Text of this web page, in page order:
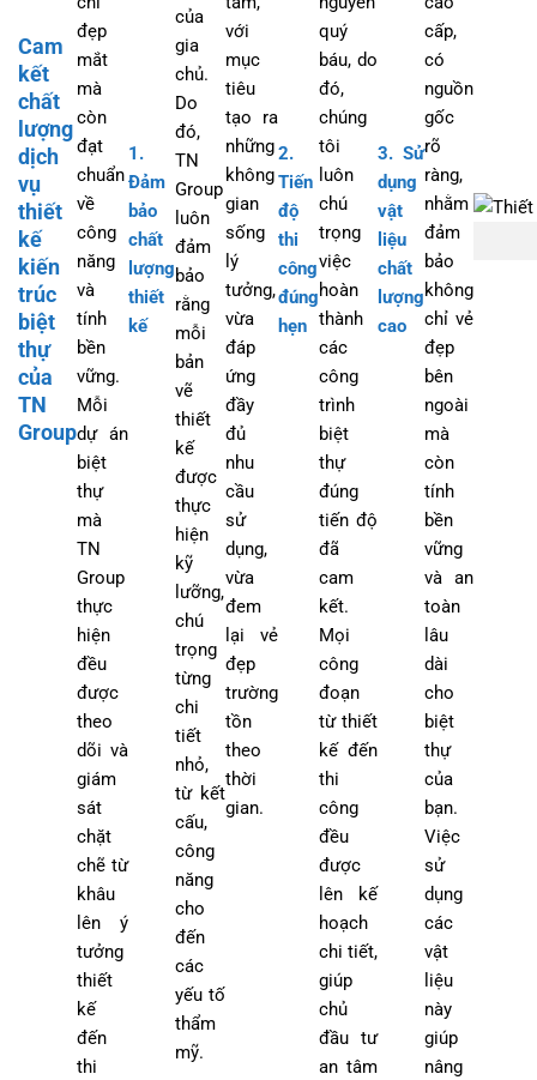
Cam
kết
chất
lượng
dịch
vụ
thiết
kế
kiến
trúc
biệt
thự
của
TN
Group
đẹp
mắt
mà
còn
đạt
chuẩn
về
công
năng
và
tính
bền
vững.
Mỗi
dự án
biệt
thự
mà
TN
Group
thực
hiện
đều
được
theo
dõi và
giám
sát
chặt
chẽ từ
khâu
lên ý
tưởng
thiết
kế
đến
thi
1.
Đảm
bảo
chất
lượng
thiết
kế
của
gia
chủ.
Do
đó,
TN
Group
luôn
đảm
bảo
rằng
mỗi
bản
vẽ
thiết
kế
được
thực
hiện
kỹ
lưỡng,
chú
trọng
từng
chi
tiết
nhỏ,
từ kết
cấu,
công
năng
cho
đến
các
yếu tố
thẩm
mỹ.
với
mục
tiêu
tạo ra
những
không
gian
sống
lý
tưởng,
vừa
đáp
ứng
đầy
đủ
nhu
cầu
sử
dụng,
vừa
đem
lại vẻ
đẹp
trường
tồn
theo
thời
gian.
2.
Tiến
độ
thi
công
đúng
hẹn
quý
báu, do
đó,
chúng
tôi
luôn
chú
trọng
việc
hoàn
thành
các
công
trình
biệt
thự
đúng
tiến độ
đã
cam
kết.
Mọi
công
đoạn
từ thiết
kế đến
thi
công
đều
được
lên kế
hoạch
chi tiết,
giúp
chủ
đầu tư
an tâm
3. Sử
dụng
vật
liệu
chất
lượng
cao
cấp,
có
nguồn
gốc
rõ
ràng,
nhằm
đảm
bảo
không
chỉ vẻ
đẹp
bên
ngoài
mà
còn
tính
bền
vững
và an
toàn
lâu
dài
cho
biệt
thự
của
bạn.
Việc
sử
dụng
các
vật
liệu
này
giúp
nâng